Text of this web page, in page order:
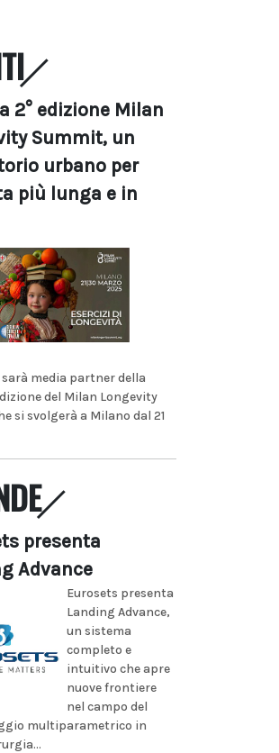
2° edizione Milan
Summit, un
urbano per
più lunga e in
sarà media partner della
del Milan Longevity
si svolgerà a Milano dal 21
presenta
Advance
Eurosets presenta
Landing Advance,
un sistema
completo e
intuitivo che apre
nuove frontiere
nel campo del
multiparametrico in